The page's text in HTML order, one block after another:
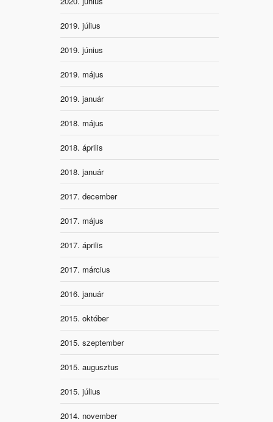
2019. július
2019. június
2019. május
2019. január
2018. május
2018. április
2018. január
2017. december
2017. május
2017. április
2017. március
2016. január
2015. október
2015. szeptember
2015. augusztus
2015. július
2014. november